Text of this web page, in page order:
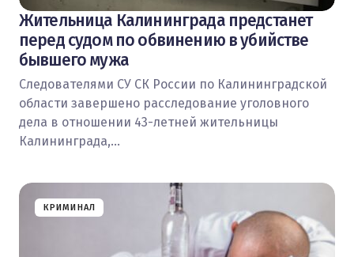
Жительница Калининграда предстанет
перед судом по обвинению в убийстве
бывшего мужа
Следователями СУ СК России по Калининградской
области завершено расследование уголовного
дела в отношении 43-летней жительницы
Калининграда,…
КРИМИНАЛ